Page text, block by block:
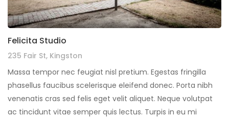
Felicita Studio
235 Fair St, Kingston
Massa tempor nec feugiat nisl pretium. Egestas fringilla
phasellus faucibus scelerisque eleifend donec. Porta nibh
venenatis cras sed felis eget velit aliquet. Neque volutpat
ac tincidunt vitae semper quis lectus. Turpis in eu mi